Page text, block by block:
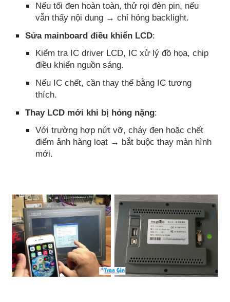
Nếu tối đen hoàn toàn, thử rọi đèn pin, nếu
vẫn thấy nội dung → chỉ hỏng backlight.
Sửa mainboard điều khiển LCD:
Kiểm tra IC driver LCD, IC xử lý đồ họa, chip
điều khiển nguồn sáng.
Nếu IC chết, cần thay thế bằng IC tương
thích.
Thay LCD mới khi bị hỏng nặng:
Với trường hợp nứt vỡ, cháy đen hoặc chết
điểm ảnh hàng loạt → bắt buộc thay màn hình
mới.